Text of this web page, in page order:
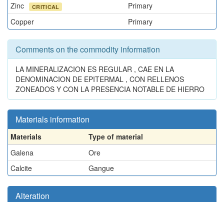
Zinc
CRITICAL
Primary
Copper
Primary
Comments on the commodity information
LA MINERALIZACION ES REGULAR , CAE EN LA
DENOMINACION DE EPITERMAL , CON RELLENOS
ZONEADOS Y CON LA PRESENCIA NOTABLE DE HIERRO
Materials information
Materials
Type of material
Galena
Ore
Calcite
Gangue
Alteration